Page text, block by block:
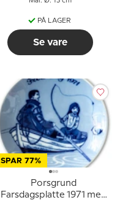
PÅ LAGER
Se vare
SPAR 77%
Porsgrund
Farsdagsplatte 1971 med